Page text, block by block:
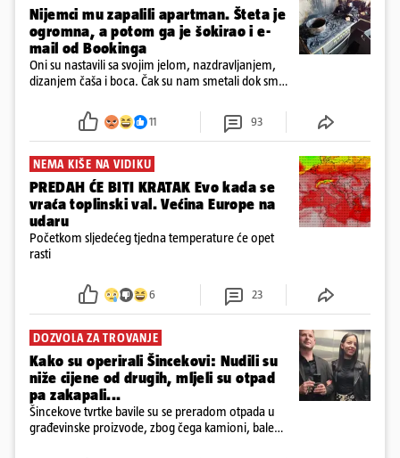
Nijemci mu zapalili apartman. Šteta je
ogromna, a potom ga je šokirao i e-
mail od Bookinga
Oni su nastavili sa svojim jelom, nazdravljanjem,
dizanjem čaša i boca. Čak su nam smetali dok smo
požar, rekao je vlasnik
11 93
NEMA KIŠE NA VIDIKU
PREDAH ĆE BITI KRATAK Evo kada se
vraća toplinski val. Većina Europe na
udaru
Početkom sljedećeg tjedna temperature će opet
rasti
6 23
DOZVOLA ZA TROVANJE
Kako su operirali Šincekovi: Nudili su
niže cijene od drugih, mljeli su otpad
pa zakapali...
Šincekove tvrtke bavile su se preradom otpada u
građevinske proizvode, zbog čega kamioni, bale